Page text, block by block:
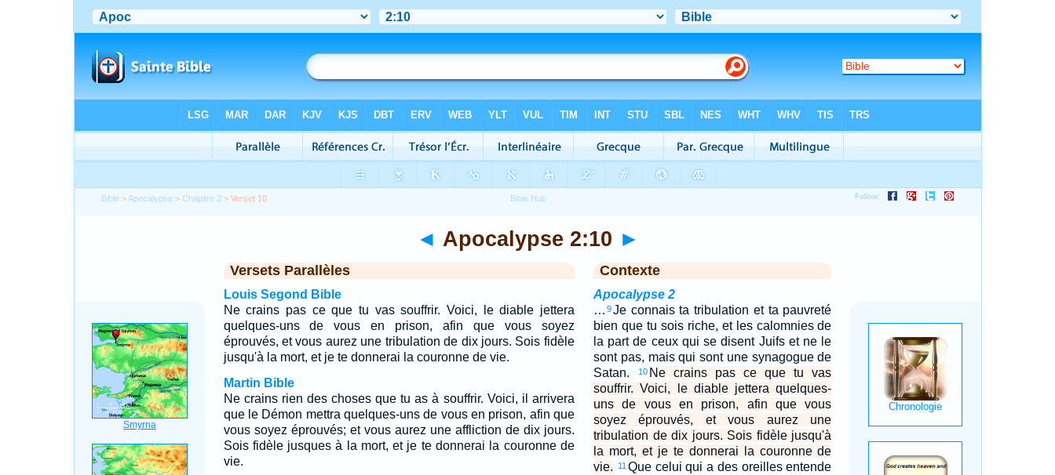
Bible >Apocalypse >Chapitre 2 > Verset 10
◄ Apocalypse 2:10 ►
Versets Parallèles
Louis Segond Bible
Ne crains pas ce que tu vas souffrir. Voici, le diable jettera
quelques-uns de vous en prison, afin que vous soyez
éprouvés, et vous aurez une tribulation de dix jours. Sois fidèle
jusqu'à la mort, et je te donnerai la couronne de vie.
Martin Bible
Ne crains rien des choses que tu as à souffrir. Voici, il arrivera
que le Démon mettra quelques-uns de vous en prison, afin que
vous soyez éprouvés; et vous aurez une affliction de dix jours.
Sois fidèle jusques à la mort, et je te donnerai la couronne de
vie.
Contexte
Apocalypse 2
… 9Je connais ta tribulation et ta pauvreté
bien que tu sois riche, et les calomnies de
la part de ceux qui se disent Juifs et ne le
sont pas, mais qui sont une synagogue de
Satan.
10 Ne crains pas ce que tu vas
souffrir. Voici, le diable jettera quelques-
uns de vous en prison, afin que vous
soyez éprouvés, et vous aurez une
tribulation de dix jours. Sois fidèle jusqu'à
la mort, et je te donnerai la couronne de
vie.
11 Que celui qui a des oreilles entende